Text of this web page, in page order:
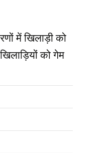
में खिलाड़ी को
को गेम